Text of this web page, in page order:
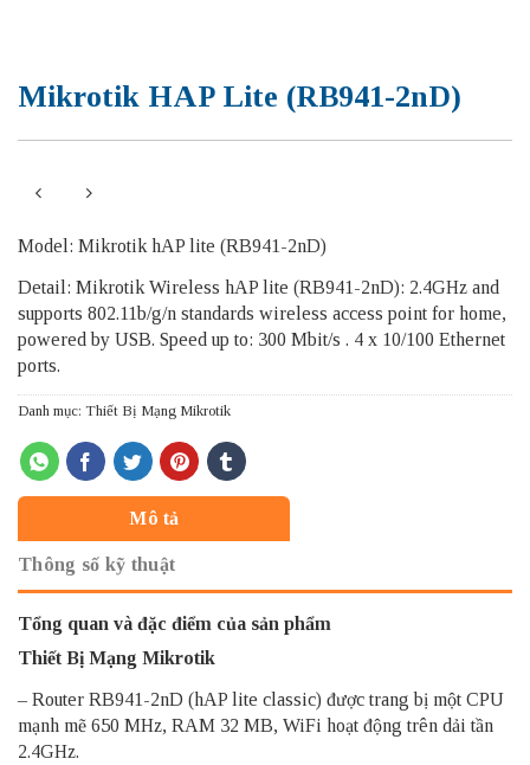
Mikrotik HAP Lite (RB941-2nD)
Model: Mikrotik hAP lite (RB941-2nD)
Detail: Mikrotik Wireless hAP lite (RB941-2nD): 2.4GHz and
supports 802.11b/g/n standards wireless access point for home,
powered by USB. Speed up to: 300 Mbit/s . 4 x 10/100 Ethernet
ports.
Danh mục: Thiết Bị Mạng Mikrotik
Mô tả
Thông số kỹ thuật
Tổng quan và đặc điểm của sản phẩm
Thiết Bị Mạng Mikrotik
– Router RB941-2nD (hAP lite classic) được trang bị một CPU
mạnh mẽ 650 MHz, RAM 32 MB, WiFi hoạt động trên dải tần
2.4GHz.